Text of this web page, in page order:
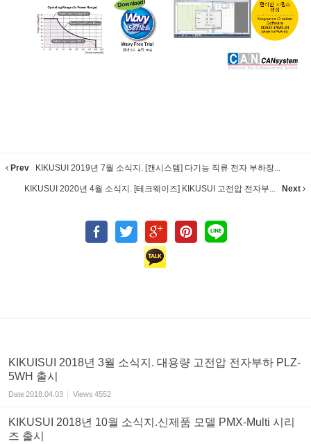
Prev KIKUSUI 2019년 7월 소식지. [캔시스템] 다기능 직류 전자 부하장...
KIKUSUI 2020년 4월 소식지. [테크웨이즈] KIKUSUI 고전압 전자부... Next
KIKUISUI 2018년 3월 소식지. 대용량 고전압 전자부하 PLZ-
5WH 출시
Date2018.04.03 Views 4552
KIKUSUI 2018년 10월 소식지.신제품 모델 PMX-Multi 시리
즈 출시